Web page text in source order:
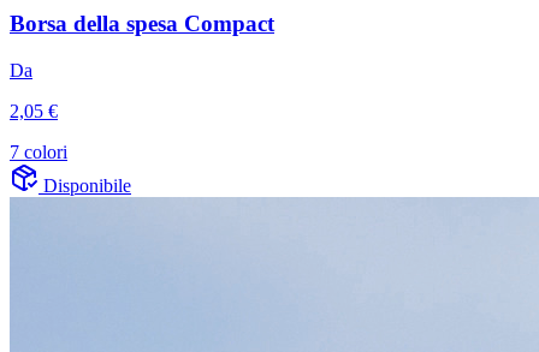
Borsa della spesa Compact
Da
2,05 €
7 colori
Disponibile